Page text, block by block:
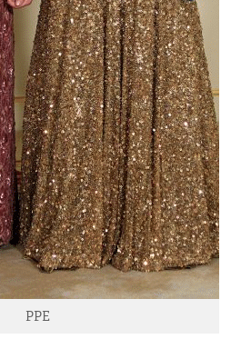
PPE